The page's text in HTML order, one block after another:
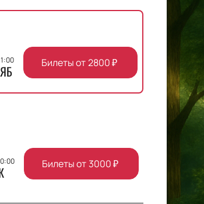
Билеты от 2800₽
Билеты от 3000₽